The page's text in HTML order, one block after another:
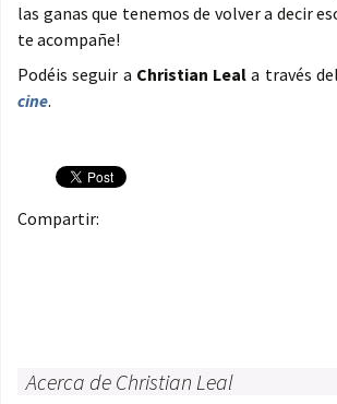
las ganas que tenemos de volver a decir
te acompañe!
Podéis seguir a Christian Leal a través
cine.
Compartir:
Acerca de Christian Leal